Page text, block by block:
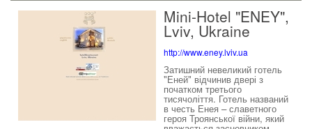
Mini-Hotel "ENEY",
Lviv, Ukraine
http://www.eney.lviv.ua
Затишний невеликий готель
"Еней" відчинив двері з
початком третього
тисячоліття. Готель названий
в честь Енея – славетного
героя Троянської війни, який